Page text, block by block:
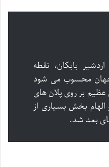
بابکان، نقطه
جهان محسوب می شود
بر روی پلان های
الهام بخش بسیاری از
بعد شد.